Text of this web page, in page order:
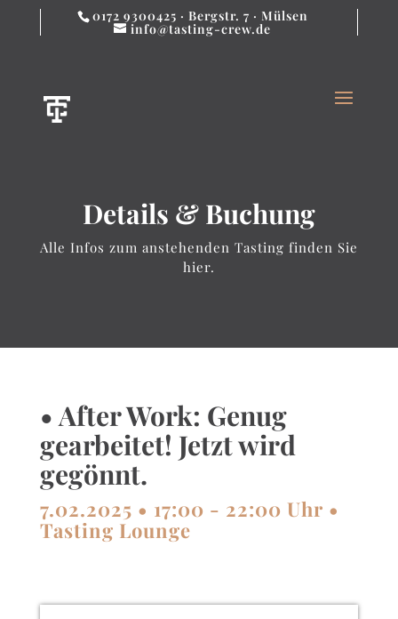
0172 9300425 · Bergstr. 7 · Mülsen
info@tasting-crew.de
Details & Buchung
Alle Infos zum anstehenden Tasting finden Sie
hier.
• After Work: Genug
gearbeitet! Jetzt wird
gegönnt.
7.02.2025 • 17:00 - 22:00 Uhr •
Tasting Lounge